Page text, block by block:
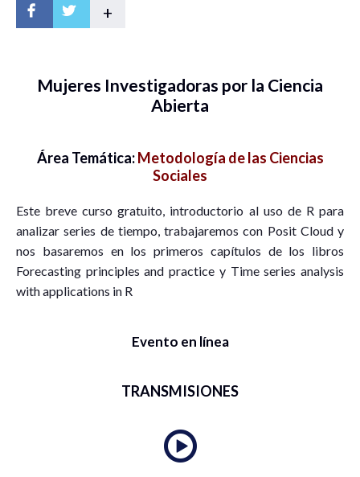
+
Mujeres Investigadoras por la Ciencia
Abierta
Área Temática:Metodología de las Ciencias
Sociales
Este breve curso gratuito, introductorio al uso de R para
analizar series de tiempo, trabajaremos con Posit Cloud y
nos basaremos en los primeros capítulos de los libros
Forecasting principles and practice y Time series analysis
with applications in R
Evento en línea
TRANSMISIONES